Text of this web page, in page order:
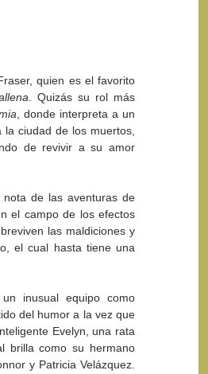
quien es el favorito
. Quizás su rol más
, donde interpreta a un
ciudad de los muertos,
de revivir a su amor
de las aventuras de
el campo de los efectos
las maldiciones y
el cual hasta tiene una
inusual equipo como
del humor a la vez que
Evelyn, una rata
brilla como su hermano